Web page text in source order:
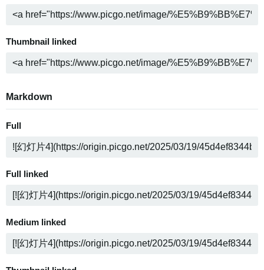
Thumbnail linked
Markdown
Full
Full linked
Medium linked